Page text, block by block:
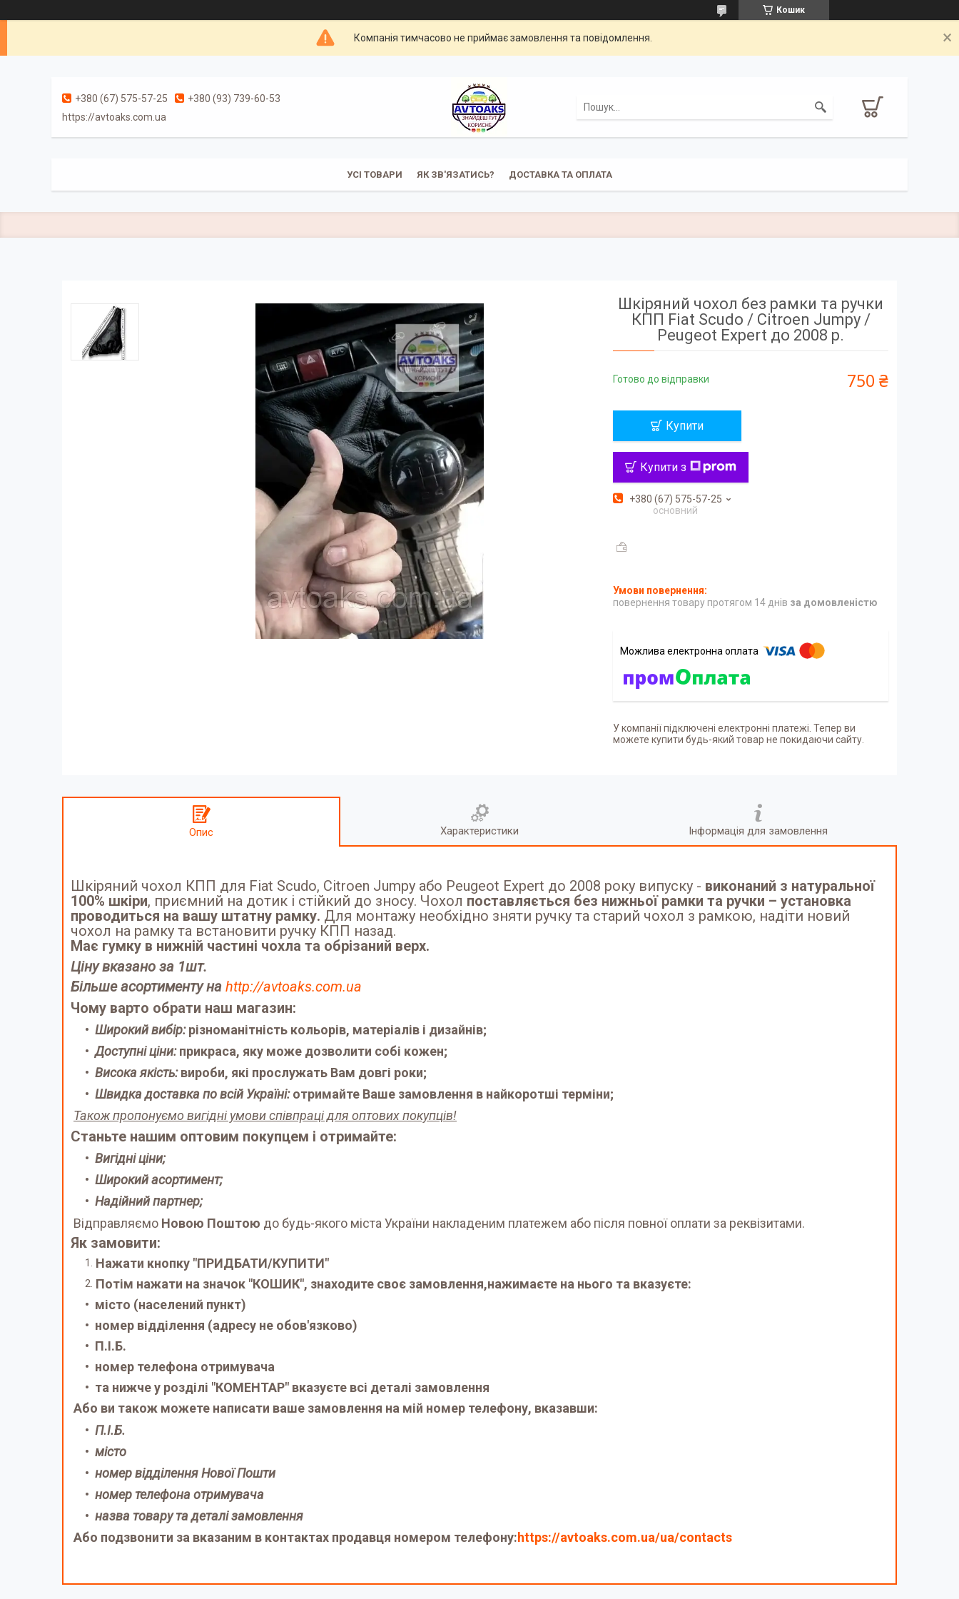
Кошик
Компанія тимчасово не приймає замовлення та повідомлення.
+380 (67) 575-57-25
+380 (93) 739-60-53
https://avtoaks.com.ua
УСІ ТОВАРИ ЯК ЗВ'ЯЗАТИСЬ? ДОСТАВКА ТА ОПЛАТА
Шкіряний чохол без рамки та ручки
КПП Fiat Scudo / Citroen Jumpy /
Peugeot Expert до 2008 р.
Готово до відправки 750 ₴
Купити
Купити з
+380 (67) 575-57-25
основний
повернення товару протягом 14 днів за домовленістю
У компанії підключені електронні платежі. Тепер ви
можете купити будь-який товар не покидаючи сайту.
Опис Характеристики Інформація для замовлення
Шкіряний чохол КПП для Fiat Scudo, Citroen Jumpy або Peugeot Expert до 2008 року випуску - виконаний з натуральної
100% шкіри, приємний на дотик і стійкий до зносу. Чохол поставляється без нижньої рамки та ручки – установка
проводиться на вашу штатну рамку. Для монтажу необхідно зняти ручку та старий чохол з рамкою, надіти новий
чохол на рамку та встановити ручку КПП назад.
Має гумку в нижній частині чохла та обрізаний верх.
Ціну вказано за 1шт.
Більше асортименту на http://avtoaks.com.ua
Чому варто обрати наш магазин:
Широкий вибір:різноманітність кольорів, матеріалів і дизайнів;
Доступні ціни:прикраса, яку може дозволити собі кожен;
Висока якість:вироби, які прослужать Вам довгі роки;
Швидка доставка по всій Україні:отримайте Ваше замовлення в найкоротші терміни;
Також пропонуємо вигідні умови співпраці для оптових покупців!
Станьте нашим оптовим покупцем і отримайте:
Вигідні ціни;
Широкий асортимент;
Надійний партнер;
Відправляємо Новою Поштою до будь-якого міста України накладеним платежем або після повної оплати за реквізитами.
Як замовити:
Нажати кнопку "ПРИДБАТИ/КУПИТИ"
Потім нажати на значок "КОШИК", знаходите своє замовлення,нажимаєте на нього та вказуєте:
місто (населений пункт)
номер відділення (адресу не обов'язково)
П.І.Б.
номер телефона отримувача
та нижче у розділі "КОМЕНТАР" вказуєте всі деталі замовлення
Або ви також можете написати ваше замовлення на мій номер телефону, вказавши:
П.І.Б.
місто
номер відділення Нової Пошти
номер телефона отримувача
назва товару та деталі замовлення
Або подзвонити за вказаним в контактах продавця номером телефону:https://avtoaks.com.ua/ua/contacts